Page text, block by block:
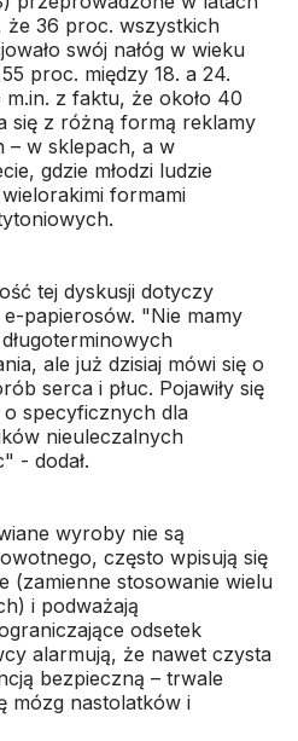
że 36 proc. wszystkich
swój nałóg w wieku
proc. między 18. a 24.
z faktu, że około 40
się z różną formą reklamy
w sklepach, a w
gdzie młodzi ludzie
formami
tej dyskusji dotyczy
papierosów. "Nie mamy
ale już dzisiaj mówi się o
serca i płuc. Pojawiły się
o specyficznych dla
nieuleczalnych
- dodał.
wyroby nie są
często wpisują się
(zamienne stosowanie wielu
i podważają
odsetek
alarmują, że nawet czysta
bezpieczną – trwale
mózg nastolatków i